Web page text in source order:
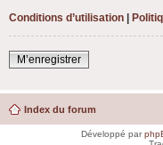
Conditions d’utilisation |
M’enregistrer
Index du forum
Développé par